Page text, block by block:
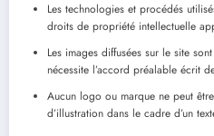
Les technologies et procédés
droits de propriété intellectuelle
Les images diffusées sur le site
nécessite l’accord préalable écrit
Aucun logo ou marque ne peut
d’illustration dans le cadre d’un